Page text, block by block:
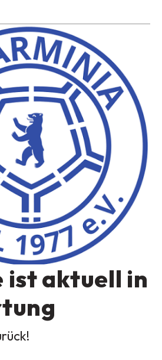
ist aktuell in